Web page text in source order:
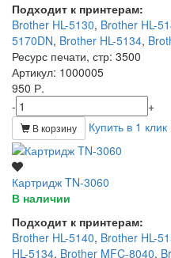
Подходит к принтерам:
Brother HL-5130, Brother HL-
5170DN, Brother HL-5134,
Ресурс печати, стр: 3500
Артикул: 1000005
950 Р.
-
+
В корзину Купить в 1 клик
Картридж TN-3060
В наличии
Подходит к принтерам:
Brother HL-5140, Brother HL-
HL-5134, Brother MFC-8040,